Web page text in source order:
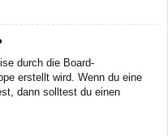
durch die Board-
erstellt wird. Wenn du eine
dann solltest du einen